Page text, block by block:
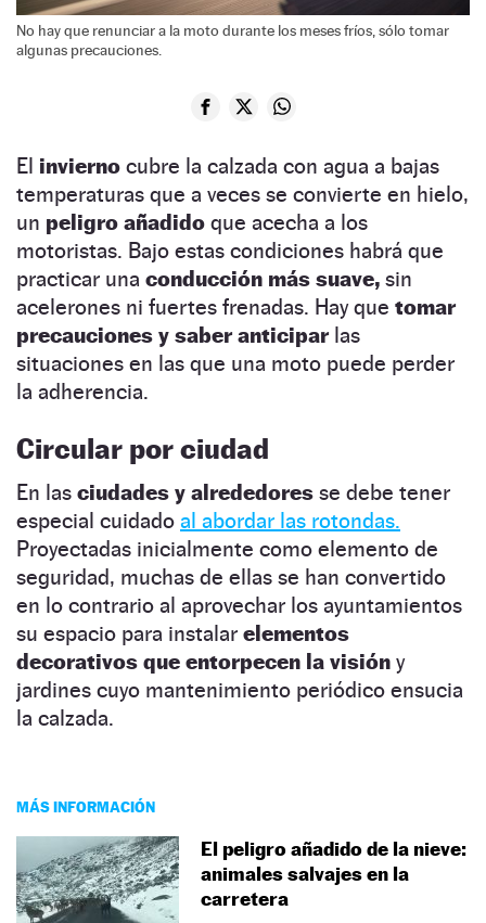
No hay que renunciar a la moto durante los meses fríos, sólo tomar
algunas precauciones.
El invierno cubre la calzada con agua a bajas
temperaturas que a veces se convierte en hielo,
un peligro añadido que acecha a los
motoristas. Bajo estas condiciones habrá que
practicar una conducción más suave, sin
acelerones ni fuertes frenadas. Hay que tomar
precauciones y saber anticiparlas
situaciones en las que una moto puede perder
la adherencia.
Circular por ciudad
En las ciudades y alrededores se debe tener
especial cuidado al abordar las rotondas.
Proyectadas inicialmente como elemento de
seguridad, muchas de ellas se han convertido
en lo contrario al aprovechar los ayuntamientos
su espacio para instalar elementos
decorativos que entorpecen la visión y
jardines cuyo mantenimiento periódico ensucia
la calzada.
MÁS INFORMACIÓN
El peligro añadido de la nieve:
animales salvajes en la
carretera